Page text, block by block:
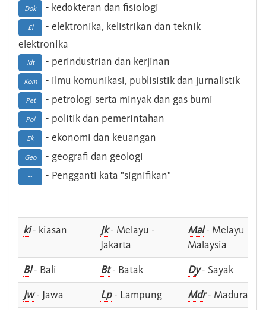
Dok - kedokteran dan fisiologi
El
- elektronika, kelistrikan dan teknik
elektronika
Idt - perindustrian dan kerjinan
Kom - ilmu komunikasi, publisistik dan jurnalistik
Pet - petrologi serta minyak dan gas bumi
Pol - politik dan pemerintahan
Ek - ekonomi dan keuangan
Geo - geografi dan geologi
-- - Pengganti kata "signifikan"
ki- kiasan Jk- Melayu -
Jakarta
Mal- Melayu -
Malaysia
Bl- Bali Bt- Batak Dy- Sayak
Jw- Jawa Lp- Lampung Mdr- Madura